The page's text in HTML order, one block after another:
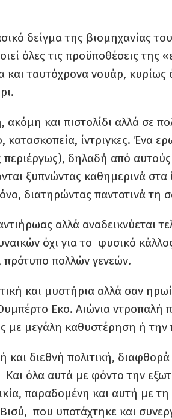
δείγμα της βιομηχανίας
όλες τις προϋποθέσεις της
και ταυτόχρονα νουάρ,
ακόμη και πιστολίδι αλλά σε
κατασκοπεία, ίντριγκες. Ένα
δηλαδή από
ξυπνώντας καθημερινά στα
διατηρώντας παντοτινά τη
αλλά αναδεικνύεται
όχι για το φυσικό
πρότυπο πολλών γενεών.
και μυστήρια αλλά σαν
Εκο. Αιώνια ντροπαλή
με μεγάλη καθυστέρηση ή την
και διεθνή πολιτική,
Και όλα αυτά με φόντο την
παραδομένη και αυτή με
που υποτάχτηκε και